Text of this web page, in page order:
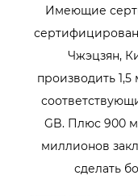
Имеющие
Чжэцзян,
производить
GB. Плюс 900
миллионов
сделать